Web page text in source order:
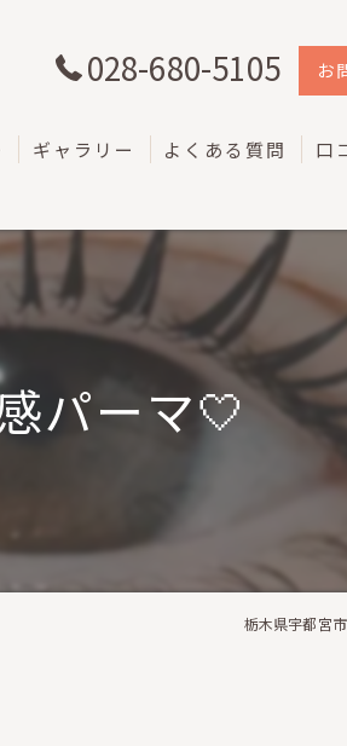
028-680-5105 お
ギャラリー よくある質問 口
パーマ🤍
栃木県宇都宮